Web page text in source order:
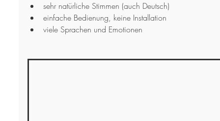
sehr natürliche Stimmen (auch Deutsch)
einfache Bedienung, keine Installation
viele Sprachen und Emotionen